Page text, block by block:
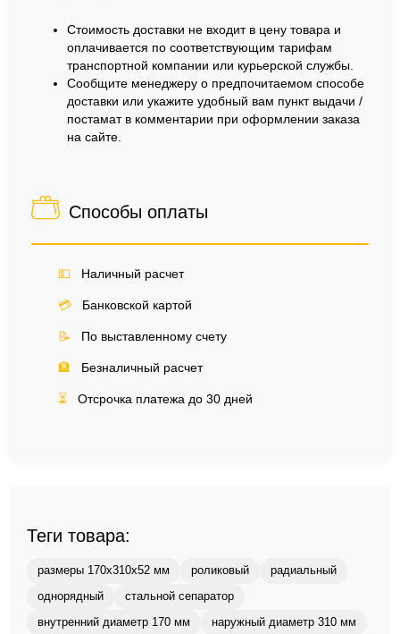
Стоимость доставки не входит в цену товара и
оплачивается по соответствующим тарифам
транспортной компании или курьерской службы.
Сообщите менеджеру о предпочитаемом способе
доставки или укажите удобный вам пункт выдачи /
постамат в комментарии при оформлении заказа
на сайте.
Способы оплаты
💵 Наличный расчет
💳 Банковской картой
📝 По выставленному счету
🏦 Безналичный расчет
⏳ Отсрочка платежа до 30 дней
Теги товара:
размеры 170x310x52 мм роликовый радиальный
однорядный стальной сепаратор
внутренний диаметр 170 мм наружный диаметр 310 мм